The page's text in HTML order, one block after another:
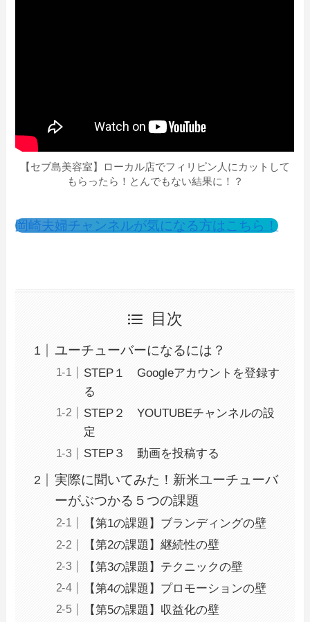
【セブ島美容室】ローカル店でフィリピン人にカットして
もらったら！とんでもない結果に！？
岡崎夫婦チャンネルが気になる方はこちら！
目次
ユーチューバーになるには？
STEP１ Googleアカウントを登録す
る
STEP２ YOUTUBEチャンネルの設
定
STEP３ 動画を投稿する
実際に聞いてみた！新米ユーチューバ
ーがぶつかる５つの課題
【第1の課題】ブランディングの壁
【第2の課題】継続性の壁
【第3の課題】テクニックの壁
【第4の課題】プロモーションの壁
【第5の課題】収益化の壁